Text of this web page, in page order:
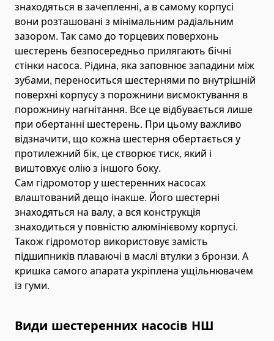
знаходяться в зачепленні, а в самому корпусі
вони розташовані з мінімальним радіальним
зазором. Так само до торцевих поверхонь
шестерень безпосередньо прилягають бічні
стінки насоса. Рідина, яка заповнює западини між
зубами, переноситься шестернями по внутрішній
поверхні корпусу з порожнини висмоктування в
порожнину нагнітання. Все це відбувається лише
при обертанні шестерень. При цьому важливо
відзначити, що кожна шестерня обертається у
протилежний бік, це створює тиск, який і
виштовхує олію з іншого боку.
Сам гідромотор у шестеренних насосах
влаштований дещо інакше. Його шестерні
знаходяться на валу, а вся конструкція
знаходиться у повністю алюмінієвому корпусі.
Також гідромотор використовує замість
підшипників плаваючі в маслі втулки з бронзи. А
кришка самого апарата укріплена ущільнювачем
із гуми.
Види шестеренних насосів НШ